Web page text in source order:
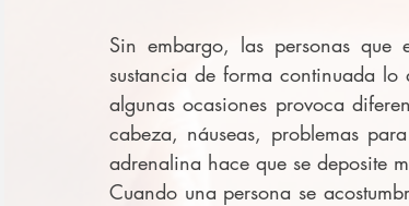
Sin embargo, las personas que
sustancia de forma continuada
algunas ocasiones provoca
cabeza, náuseas, problemas
adrenalina hace que se deposite
Cuando una persona se